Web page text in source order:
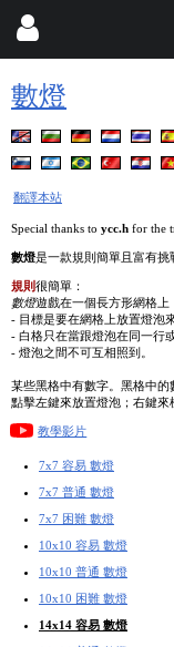
數燈
翻譯本站
Special thanks to ycc.h for the
數燈是一款規則簡單且富有挑
規則很簡單：
數燈遊戲在一個長方形網格上
- 目標是要在網格上放置燈泡
- 白格只在當跟燈泡在同一行
- 燈泡之間不可互相照到。
某些黑格中有數字。黑格中的
點擊左鍵來放置燈泡；右鍵來
教學影片
7x7 容易 數燈
7x7 普通 數燈
7x7 困難 數燈
10x10 容易 數燈
10x10 普通 數燈
10x10 困難 數燈
14x14 容易 數燈